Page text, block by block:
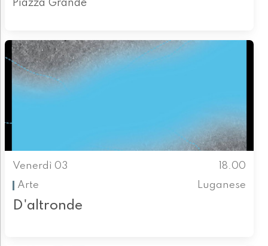
Piazza Grande
Venerdì 03
18.00
Arte
Luganese
D'altronde